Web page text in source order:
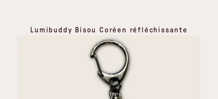
Lumibuddy Bisou Coréen réfléchissante